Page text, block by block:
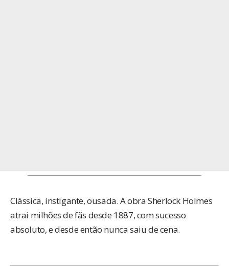
Clássica, instigante, ousada. A obra Sherlock Holmes
atrai milhões de fãs desde 1887, com sucesso
absoluto, e desde então nunca saiu de cena.